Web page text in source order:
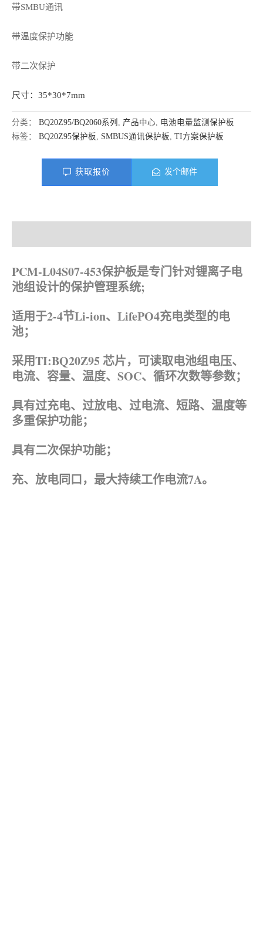
带SMBU通讯
带温度保护功能
带二次保护
尺寸：35*30*7mm
分类： BQ20Z95/BQ2060系列 , 产品中心, 电池电量监测保护板
标签： BQ20Z95保护板, SMBUS通讯保护板, TI方案保护板
获取报价 发个邮件
PCM-L04S07-453保护板是专门针对锂离子电
池组设计的保护管理系统;
适用于2-4节Li-ion、 LifePO4充电类型的电
池；
采用TI:BQ20Z95 芯片，可读取电池组电压、
电流、容量、温度、SOC、循环次数等参数；
具有过充电、过放电、过电流、短路、温度等
多重保护功能；
具有二次保护功能；
充、放电同口，最大持续工作电流7A。